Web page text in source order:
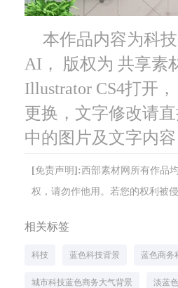
本作品内容为科
AI， 版权为 共享素
Illustrator CS4打开
更换，文字修改请
中的图片及文字内
[免责声明]:西部素材网所有作品
权，请勿作他用。若您的权利被
相关标签
科技 蓝色科技背景 蓝色商务
城市科技蓝色商务大气背景 淡蓝